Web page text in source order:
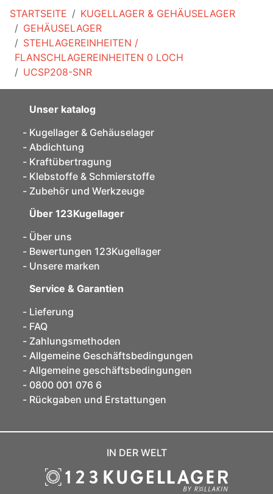
STARTSEITE
KUGELLAGER & GEHÄUSELAGER
GEHÄUSELAGER
STEHLAGEREINHEITEN /
FLANSCHLAGEREINHEITEN 0 LOCH
UCSP208-SNR
Unser katalog
Kugellager & Gehäuselager
Abdichtung
Kraftübertragung
Klebstoffe & Schmierstoffe
Zubehör und Werkzeuge
Über 123Kugellager
Über uns
Bewertungen 123Kugellager
Unsere marken
Service & Garantien
Lieferung
FAQ
Zahlungsmethoden
Allgemeine Geschäftsbedingungen
Allgemeine geschäftsbedingungen
0800 001 076 6
Rückgaben und Erstattungen
IN DER WELT